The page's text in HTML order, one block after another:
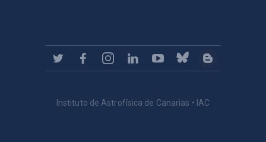
Instituto de Astrofísica de Canarias • IAC